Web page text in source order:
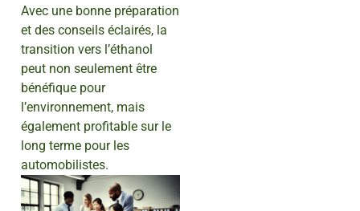
Avec une bonne préparation
et des conseils éclairés, la
transition vers l’éthanol
peut non seulement être
bénéfique pour
l’environnement, mais
également profitable sur le
long terme pour les
automobilistes.